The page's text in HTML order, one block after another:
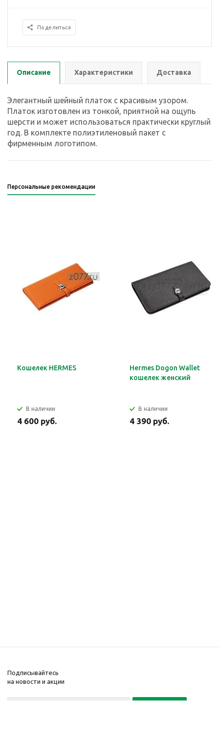
Поделиться
Описание Характеристики Доставка
Элегантный шейный платок с красивым узором.
Платок изготовлен из тонкой, приятной на ощупь
шерсти и может использоваться практически круглый
год. В комплекте полиэтиленовый пакет с
фирменным логотипом.
Персональные рекомендации
Кошелек HERMES
В наличии
4 600 руб.
Hermes Dogon Wallet
кошелек женский
В наличии
4 390 руб.
Подписывайтесь
на новости и акции